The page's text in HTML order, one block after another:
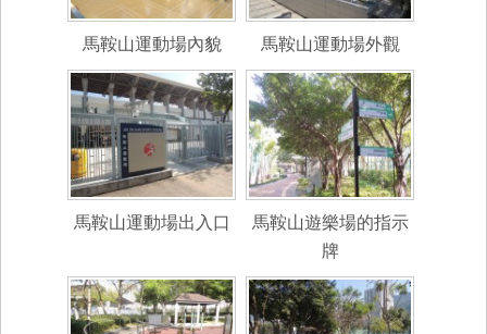
馬鞍山運動場內貌 馬鞍山運動場外觀
馬鞍山運動場出入口
馬鞍山遊樂場的指示
牌